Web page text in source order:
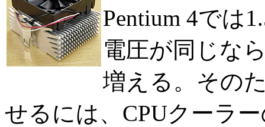
Pentium 4では
電圧が同じな
増える。その
せるには、CPUクーラ